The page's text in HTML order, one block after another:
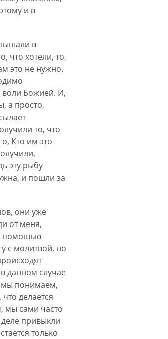
и в
в
что хотели, то,
это не нужно.
воли Божией. И,
а просто,
то, что
Кто им это
эту рыбу
и пошли за
они уже
от меня,
помощью
с молитвой, но
данном случае
мы понимаем,
делается
мы сами часто
привыкли
только